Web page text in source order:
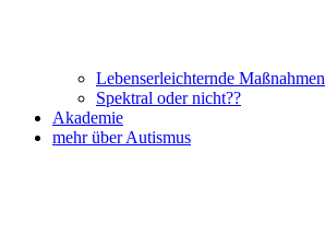
Lebenserleichternde Maßnahmen
Spektral oder nicht??
Akademie
mehr über Autismus